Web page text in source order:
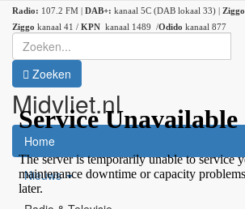
Radio: 107.2 FM | DAB+: kanaal 5C (DAB lokaal 33) | Ziggo
Ziggo kanaal 41 / KPN kanaal 1489 /Odido kanaal 877
Midvliet.nl
Home
Nieuws
Zoeken